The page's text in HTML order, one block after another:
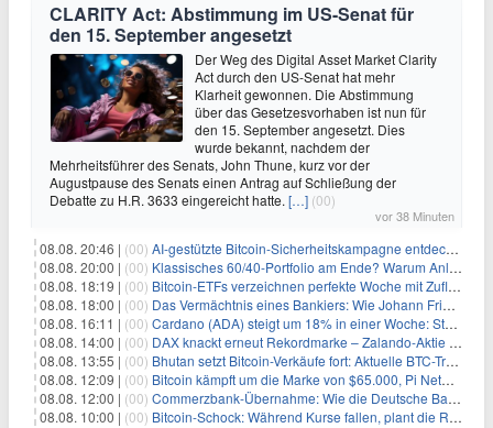
CLARITY Act: Abstimmung im US-Senat für
den 15. September angesetzt
Der Weg des Digital Asset Market Clarity
Act durch den US-Senat hat mehr
Klarheit gewonnen. Die Abstimmung
über das Gesetzesvorhaben ist nun für
den 15. September angesetzt. Dies
wurde bekannt, nachdem der
Mehrheitsführer des Senats, John Thune, kurz vor der
Augustpause des Senats einen Antrag auf Schließung der
Debatte zu H.R. 3633 eingereicht hatte. […] (00)
vor 38 Minuten
08.08. 20:46 | (00) AI-gestützte Bitcoin-Sicherheitskampagne entdeckt fast 5.000 Softwareprobleme in 390 Projekten
08.08. 20:00 | (00) Klassisches 60/40-Portfolio am Ende? Warum Anleger jetzt radikal umdenken müssen
08.08. 18:19 | (00) Bitcoin-ETFs verzeichnen perfekte Woche mit Zuflüssen auf 3-Monats-Hoch
08.08. 18:00 | (00) Das Vermächtnis eines Bankiers: Wie Johann Friedrich Städel sein Imperium unsterblich machte
08.08. 16:11 | (00) Cardano (ADA) steigt um 18% in einer Woche: Steht ein Kurs von $0,30 bevor?
08.08. 14:00 | (00) DAX knackt erneut Rekordmarke – Zalando-Aktie crasht nach Quartalszahlen
08.08. 13:55 | (00) Bhutan setzt Bitcoin-Verkäufe fort: Aktuelle BTC-Transaktionen
08.08. 12:09 | (00) Bitcoin kämpft um die Marke von $65.000, Pi Network gewinnt an Unterstützung
08.08. 12:00 | (00) Commerzbank-Übernahme: Wie die Deutsche Bank im Schatten zum großen Gewinner wird
08.08. 10:00 | (00) Bitcoin-Schock: Während Kurse fallen, plant die Regierung die Steuer-Bombe